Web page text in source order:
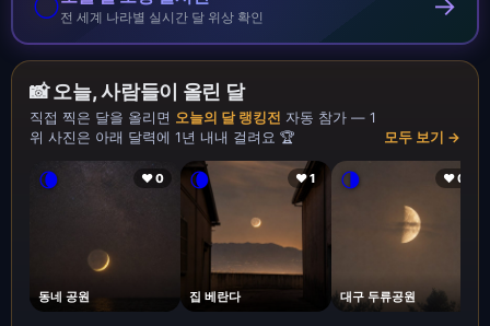
전 세계 나라별 실시간 달 위상 확인
📸 오늘, 사람들이 올린 달
직접 찍은 달을 올리면 오늘의 달 랭킹전 자동 참가 — 1
위 사진은 아래 달력에 1년 내내 걸려요 🏆
모두 보기 →
🌘 ❤ 0
동네 공원
🌘 ❤ 1
집 베란다
🌗 ❤ 0
대구 두류공원